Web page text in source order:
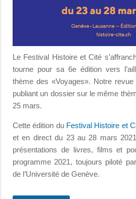
Le Festival Histoire et Cité
tourne pour sa 6e édition vers
thème des «Voyages». Notre
publiant un dossier sur le même
25 mars.
Cette édition du Festival Histoire et
et en direct du 23 au 28 mars
présentations de livres, films et
programme 2021, toujours piloté
de l’Université de Genève.